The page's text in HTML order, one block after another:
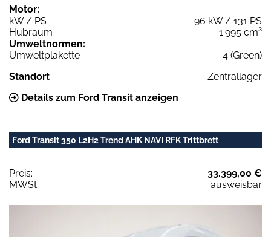
Motor:
kW / PS
96 kW / 131 PS
Hubraum
1.995 cm³
Umweltnormen:
Umweltplakette
4 (Green)
Standort
Zentrallager
Details zum Ford Transit anzeigen
Ford Transit 350 L2H2 Trend AHK NAVI RFK Trittbrett
Preis:
33.399,00 €
MWSt:
ausweisbar